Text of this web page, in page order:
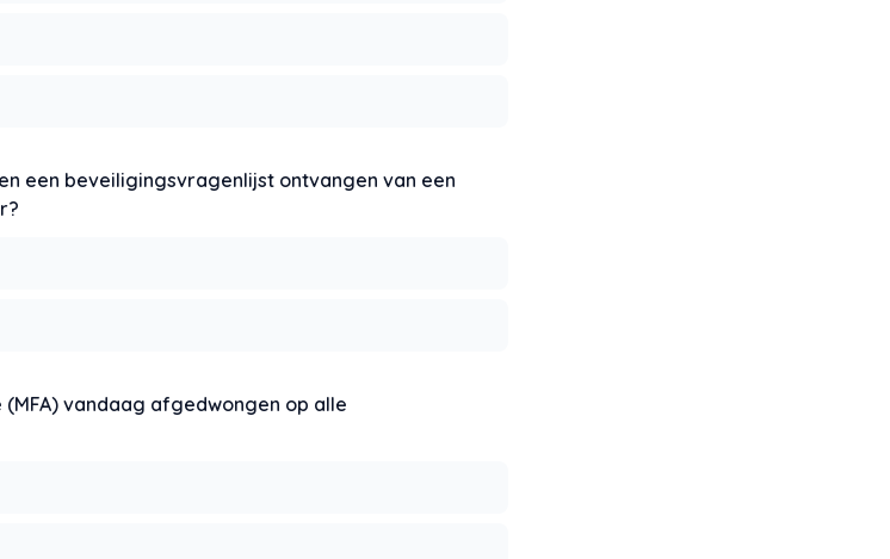
een beveiligingsvragenlijst ontvangen van een
vandaag afgedwongen op alle